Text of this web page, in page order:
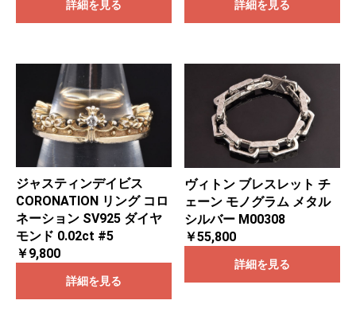
詳細を見る 詳細を見る
ジャスティンデイビス
CORONATION リング コロ
ネーション SV925 ダイヤ
モンド 0.02ct #5
￥9,800
詳細を見る
ヴィトン ブレスレット チ
ェーン モノグラム メタル
シルバー M00308
￥55,800
詳細を見る